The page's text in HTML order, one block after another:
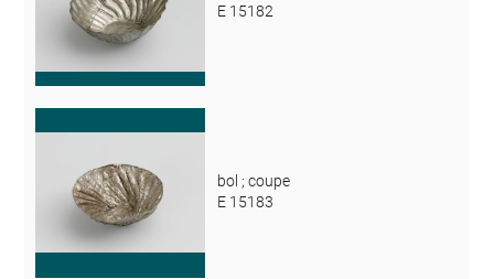
E 15182
bol ; coupe
E 15183